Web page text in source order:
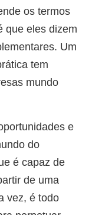
os termos
que eles dizem
Um
tem
mundo
e
do
é capaz de
de uma
vez, é todo